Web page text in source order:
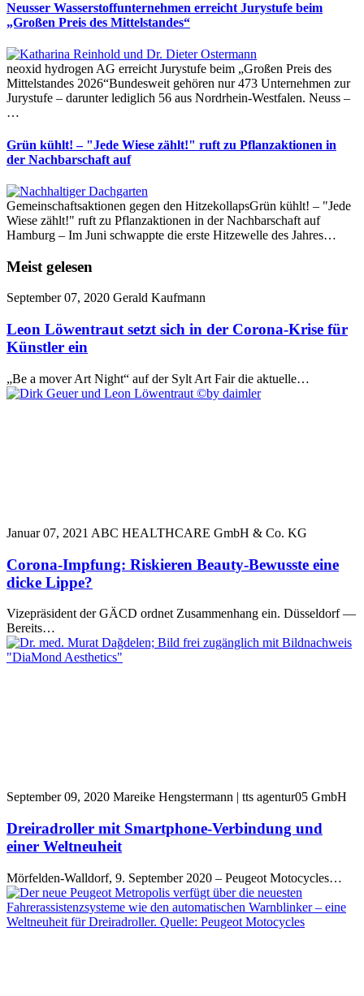
Neusser Wasserstoffunternehmen erreicht Jurystufe beim
„Großen Preis des Mittelstandes“
neoxid hydrogen AG erreicht Jurystufe beim „Großen Preis des
Mittelstandes 2026“Bundesweit gehören nur 473 Unternehmen zur
Jurystufe – darunter lediglich 56 aus Nordrhein-Westfalen. Neuss –
…
Grün kühlt! – "Jede Wiese zählt!" ruft zu Pflanzaktionen in
der Nachbarschaft auf
Gemeinschaftsaktionen gegen den HitzekollapsGrün kühlt! – "Jede
Wiese zählt!" ruft zu Pflanzaktionen in der Nachbarschaft auf
Hamburg – Im Juni schwappte die erste Hitzewelle des Jahres…
Meist gelesen
September 07, 2020 Gerald Kaufmann
Leon Löwentraut setzt sich in der Corona-Krise für
Künstler ein
„Be a mover Art Night“ auf der Sylt Art Fair die aktuelle…
Januar 07, 2021 ABC HEALTHCARE GmbH & Co. KG
Corona-Impfung: Riskieren Beauty-Bewusste eine
dicke Lippe?
Vizepräsident der GÄCD ordnet Zusammenhang ein. Düsseldorf —
Bereits…
September 09, 2020 Mareike Hengstermann | tts agentur05 GmbH
Dreiradroller mit Smartphone-Verbindung und
einer Weltneuheit
Mörfelden-Walldorf, 9. September 2020 – Peugeot Motocycles…